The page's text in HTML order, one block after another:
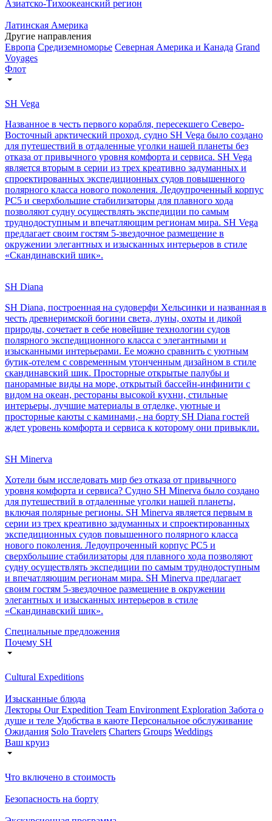
Азиатско-Тихоокеанский регион
Латинская Америка
Другие направления
Европа Средиземноморье Северная Америка и Канада Grand
Voyages
Флот
SH Vega
Названное в честь первого корабля, пересекшего Северо-
Восточный арктический проход, судно SH Vega было создано
для путешествий в отдаленные уголки нашей планеты без
отказа от привычного уровня комфорта и сервиса. SH Vega
является вторым в серии из трех креативно задуманных и
спроектированных экспедиционных судов повышенного
полярного класса нового поколения. Ледоупроченный корпус
PC5 и сверхбольшие стабилизаторы для плавного хода
позволяют судну осуществлять экспедиции по самым
труднодоступным и впечатляющим регионам мира. SH Vegа
предлагает своим гостям 5-звездочное размещение в
окружении элегантных и изысканных интерьеров в стиле
«Скандинавский шик».
SH Diana
SH Diana, построенная на судоверфи Хельсинки и названная в
честь древнеримской богини света, луны, охоты и дикой
природы, сочетает в себе новейшие технологии судов
полярного экспедиционного класса с элегантными и
изысканными интерьерами. Ее можно сравнить с уютным
бутик-отелем с современным утонченным дизайном в стиле
скандинавский шик. Просторные открытые палубы и
панорамные виды на море, открытый бассейн-инфинити с
видом на океан, рестораны высокой кухни, стильные
интерьеры, лучшие материалы в отделке, уютные и
просторные каюты с каминами,- на борту SH Diana гостей
ждет уровень комфорта и сервиса к которому они привыкли.
SH Minerva
Хотели бым исследовать мир без отказа от привычного
уровня комфорта и сервиса? Судно SH Minerva было создано
для путешествий в отдаленные уголки нашей планеты,
включая полярные регионы. SH Minerva является первым в
серии из трех креативно задуманных и спроектированных
экспедиционных судов повышенного полярного класса
нового поколения. Ледоупроченный корпус PC5 и
сверхбольшие стабилизаторы для плавного хода позволяют
судну осуществлять экспедиции по самым труднодоступным
и впечатляющим регионам мира. SH Minerva предлагает
своим гостям 5-звездочное размещение в окружении
элегантных и изысканных интерьеров в стиле
«Скандинавский шик».
Специальные предложения
Почему SH
Cultural Expeditions
Изысканные блюда
Лекторы Our Expedition Team Environment Exploration Забота о
душе и теле Удобства в каюте Персональное обслуживание
Ожидания Solo Travelers Charters Groups Weddings
Ваш круиз
Что включено в стоимость
Безопасность на борту